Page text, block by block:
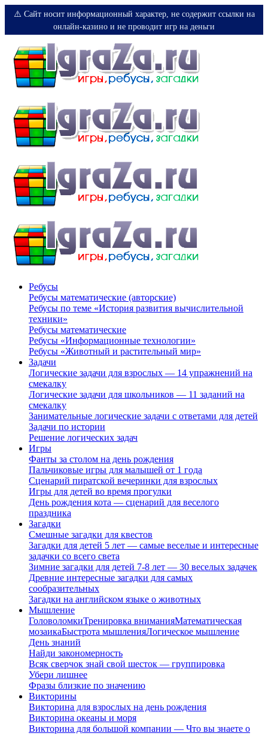
⚠️ Сайт носит информационный характер, не содержит ссылки на
онлайн-казино и не проводит игр на деньги
Ребусы
Ребусы математические (авторские)
Ребусы по теме «История развития вычислительной
техники»
Ребусы математические
Ребусы «Информационные технологии»
Ребусы «Животный и растительный мир»
Задачи
Логические задачи для взрослых — 14 упражнений на
смекалку
Логические задачи для школьников — 11 заданий на
смекалку
Занимательные логические задачи с ответами для детей
Задачи по истории
Решение логических задач
Игры
Фанты за столом на день рождения
Пальчиковые игры для малышей от 1 года
Сценарий пиратской вечеринки для взрослых
Игры для детей во время прогулки
День рождения кота — сценарий для веселого
праздника
Загадки
Смешные загадки для квестов
Загадки для детей 5 лет — самые веселые и интересные
задачки со всего света
Зимние загадки для детей 7-8 лет — 30 веселых задачек
Древние интересные загадки для самых
сообразительных
Загадки на английском языке о животных
Мышление
ГоловоломкиТренировка вниманияМатематическая
мозаикаБыстрота мышленияЛогическое мышление
День знаний
Найди закономерность
Всяк сверчок знай свой шесток — группировка
Убери лишнее
Фразы близкие по значению
Викторины
Викторина для взрослых на день рождения
Викторина океаны и моря
Викторина для большой компании — Что вы знаете о